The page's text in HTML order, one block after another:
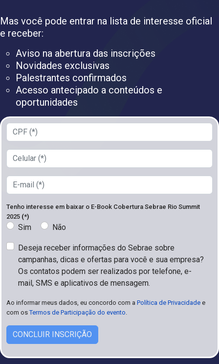
Mas você pode entrar na lista de interesse oficial
e receber:
Aviso na abertura das inscrições
Novidades exclusivas
Palestrantes confirmados
Acesso antecipado a conteúdos e
oportunidades
Tenho interesse em baixar o E-Book Cobertura Sebrae Rio Summit
2025 (*)
Sim Não
Deseja receber informações do Sebrae sobre
campanhas, dicas e ofertas para você e sua empresa?
Os contatos podem ser realizados por telefone, e-
mail, SMS e aplicativos de mensagem.
Ao informar meus dados, eu concordo com a Política de Privacidade e
com osTermos de Participação do evento
CONCLUIR INSCRIÇÃO